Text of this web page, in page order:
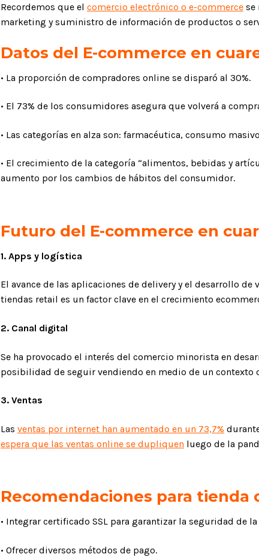
Recordemos que el comercio electrónico o e-commercese
marketing y suministro de información de productos o
Datos del E-commerce en
• La proporción de compradores online se disparó al 30%.
• El 73% de los consumidores asegura que volverá a
• Las categorías en alza son: farmacéutica, consumo
• El crecimiento de la categoría “alimentos, bebidas y
aumento por los cambios de hábitos del consumidor.
Futuro del E-commerce en
1. Apps y logística
El avance de las aplicaciones de delivery y el desarrollo
tiendas retail es un factor clave en el crecimiento
2. Canal digital
Se ha provocado el interés del comercio minorista en
posibilidad de seguir vendiendo en medio de un contexto
3. Ventas
Las ventas por internet han aumentado en un 73,7%
espera que las ventas online se dupliquen luego de la
Recomendaciones para tienda
• Integrar certificado SSL para garantizar la seguridad de
• Ofrecer diversos métodos de pago.